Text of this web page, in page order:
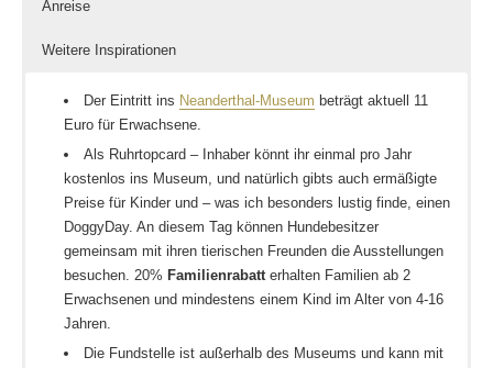
Anreise
Weitere Inspirationen
Der Eintritt ins Neanderthal-Museum beträgt aktuell 11
Euro für Erwachsene.
Als Ruhrtopcard – Inhaber könnt ihr einmal pro Jahr
kostenlos ins Museum, und natürlich gibts auch ermäßigte
Preise für Kinder und – was ich besonders lustig finde, einen
DoggyDay. An diesem Tag können Hundebesitzer
gemeinsam mit ihren tierischen Freunden die Ausstellungen
besuchen. 20% Familienrabatterhalten Familien ab 2
Erwachsenen und mindestens einem Kind im Alter von 4-16
Jahren.
Die Fundstelle ist außerhalb des Museums und kann mit